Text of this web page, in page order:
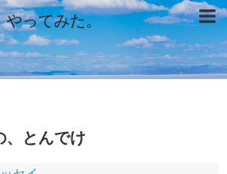
やってみた。
、とんでけ